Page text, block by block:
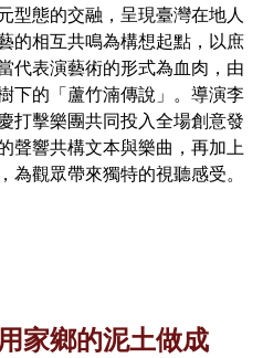
型態的交融，呈現臺灣在地人
的相互共鳴為構想起點，以庶
代表演藝術的形式為血肉，由
下的「蘆竹湳傳說」。導演李
打擊樂團共同投入全場創意發
聲響共構文本與樂曲，再加上
為觀眾帶來獨特的視聽感受。
家鄉的泥土做成